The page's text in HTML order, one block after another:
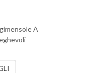
A